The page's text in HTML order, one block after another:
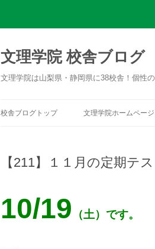
文理学院 校舎ブログ
文理学院は山梨県・静岡県に38校舎！個性
校舎ブログトップ 文理学院ホームページ
【211】１１月の定期テ
10/19 （土）です。